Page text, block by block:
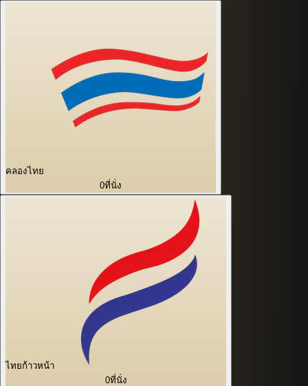
คลองไทย
0ที่นั่ง
ไทยก้าวหน้า
0ที่นั่ง